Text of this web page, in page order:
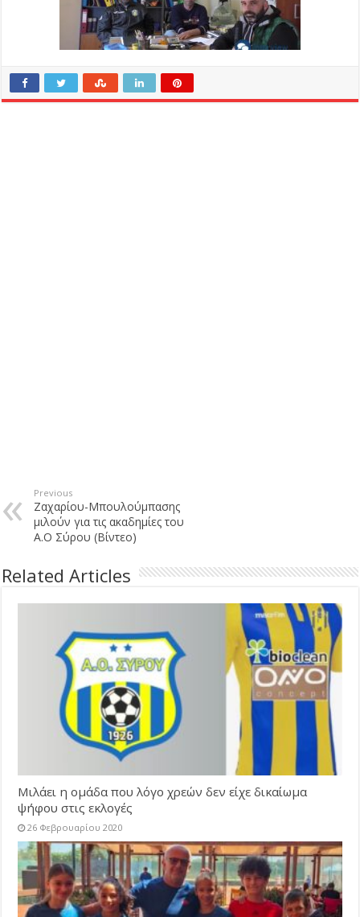
Previous
Ζαχαρίου-Μπουλούμπασης
μιλούν για τις ακαδημίες του
Α.Ο Σύρου (Βίντεο)
Related Articles
Μιλάει η ομάδα που λόγο χρεών δεν είχε δικαίωμα
ψήφου στις εκλογές
26 Φεβρουαρίου 2020